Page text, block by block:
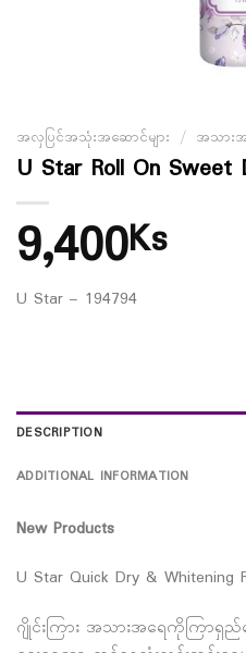
အလှပြင်အသုံးအဆောင်များ / အသားအ
U Star Roll On Sweet
9,400Ks
U Star – 194794
DESCRIPTION
ADDITIONAL INFORMATION
New Products
U Star Quick Dry & Whitening
ဂျိုင်းကြား အသားအရေကိုကြာရှည်